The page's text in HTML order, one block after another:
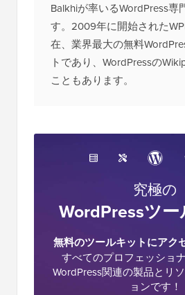
Balkhiが率いるWordPress専
す。2009年に開始された
在、業界最大の無料
トであり、WordPressの
こともあります。
究極の
WordPressツー
無料のツールキットにアク
すべてのプロフェッショ
WordPress関連の製品とリ
ョンです！